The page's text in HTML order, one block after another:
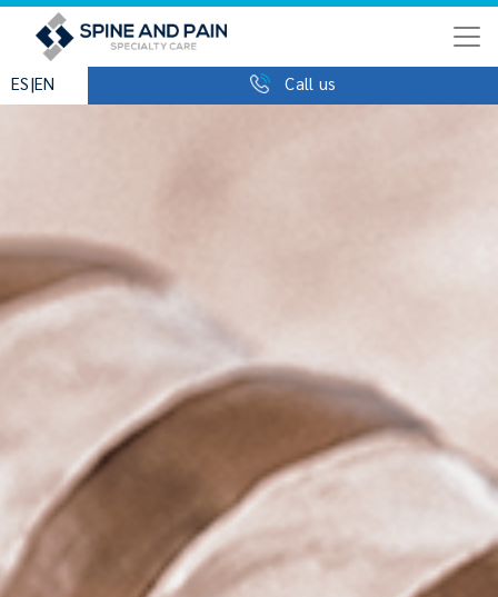
ES|EN Call us